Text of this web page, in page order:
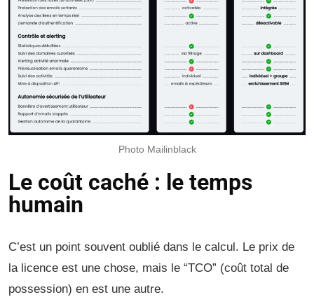
Photo Mailinblack
Le coût caché : le temps
humain
C’est un point souvent oublié dans le calcul. Le prix de
la licence est une chose, mais le “TCO” (coût total de
possession) en est une autre.